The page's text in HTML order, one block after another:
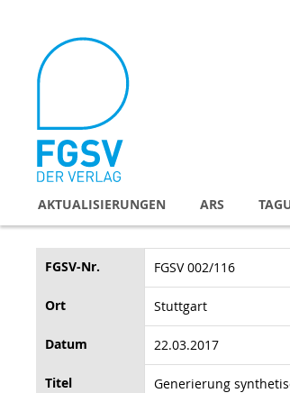
Inhalt
AKTUALISIERUNGEN ARS
FGSV-Nr. FGSV 002/116
Ort Stuttgart
Datum 22.03.2017
Titel Generierung